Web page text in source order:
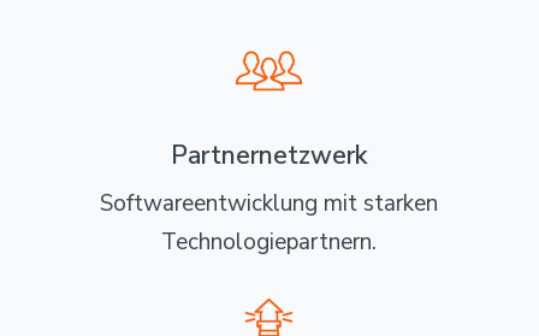
Partnernetzwerk
Softwareentwicklung mit starken
Technologiepartnern.